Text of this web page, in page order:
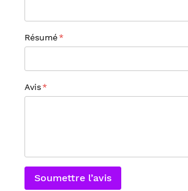
Résumé
Avis
Soumettre l’avis